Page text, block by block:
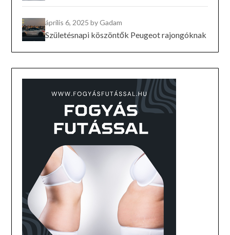
április 6, 2025by Gadam
Születésnapi köszöntők Peugeot rajongóknak